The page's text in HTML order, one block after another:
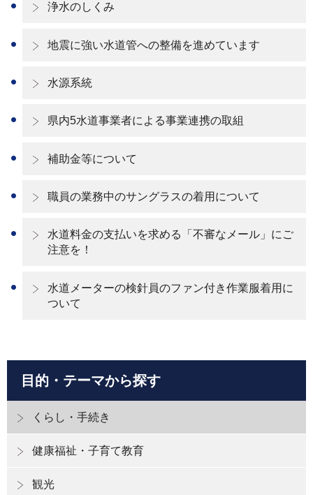
浄水のしくみ
地震に強い水道管への整備を進めています
水源系統
県内5水道事業者による事業連携の取組
補助金等について
職員の業務中のサングラスの着用について
水道料金の支払いを求める「不審なメール」にご
注意を！
水道メーターの検針員のファン付き作業服着用に
ついて
目的・テーマから探す
くらし・手続き
健康福祉・子育て教育
観光